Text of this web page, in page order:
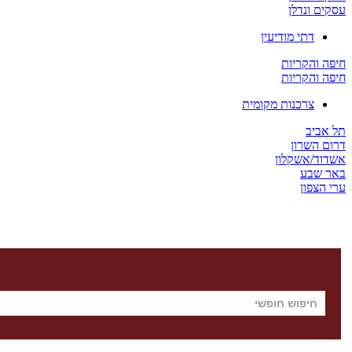
עסקים ונדלן
דתי מודיעין
חיפה והקריות
חיפה והקריות
צרכנות מקומית
תל אביב
דרום השרון
אשדוד/אשקלון
באר שבע
ערי הצפון